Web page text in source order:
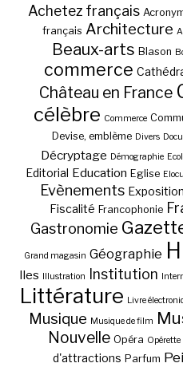
Achetez français
français Architecture
Beaux-arts Blason
commerce
Château en France
célèbre Commerce
Devise, emblème Divers
Décryptage Démographie
Editorial Education Eglise
Evènements Exposition
Fiscalité Francophonie
Gastronomie
Grand magasin Géographie
Iles Illustration Institution
Littérature Livre
Musique Musique de film
Nouvelle Opéra Opérette
d'attractions Parfum